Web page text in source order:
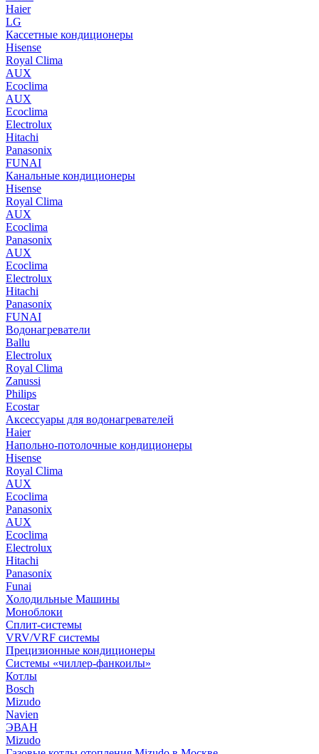
Haier
LG
Кассетные кондиционеры
Hisense
Royal Clima
AUX
Ecoclima
AUX
Ecoclima
Electrolux
Hitachi
Panasonix
FUNAI
Канальные кондиционеры
Hisense
Royal Clima
AUX
Ecoclima
Panasonix
AUX
Ecoclima
Electrolux
Hitachi
Panasonix
FUNAI
Водонагреватели
Ballu
Electrolux
Royal Clima
Zanussi
Philips
Ecostar
Аксессуары для водонагревателей
Haier
Напольно-потолочные кондиционеры
Hisense
Royal Clima
AUX
Ecoclima
Panasonix
AUX
Ecoclima
Electrolux
Hitachi
Panasonix
Funai
Холодильные Машины
Моноблоки
Сплит-системы
VRV/VRF системы
Прецизионные кондиционеры
Системы «чиллер-фанкоилы»
Котлы
Bosch
Mizudo
Navien
ЭВАН
Mizudo